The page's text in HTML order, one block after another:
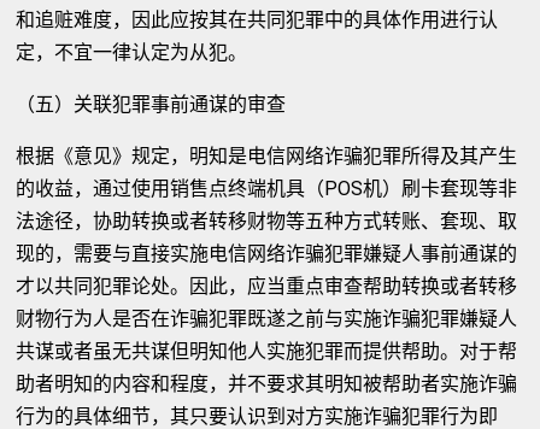
和追赃难度，因此应按其在共同犯罪中的具体作用进行认
定，不宜一律认定为从犯。
（五）关联犯罪事前通谋的审查
根据《意见》规定，明知是电信网络诈骗犯罪所得及其产生
的收益，通过使用销售点终端机具（POS机）刷卡套现等非
法途径，协助转换或者转移财物等五种方式转账、套现、取
现的，需要与直接实施电信网络诈骗犯罪嫌疑人事前通谋的
才以共同犯罪论处。因此，应当重点审查帮助转换或者转移
财物行为人是否在诈骗犯罪既遂之前与实施诈骗犯罪嫌疑人
共谋或者虽无共谋但明知他人实施犯罪而提供帮助。对于帮
助者明知的内容和程度，并不要求其明知被帮助者实施诈骗
行为的具体细节，其只要认识到对方实施诈骗犯罪行为即